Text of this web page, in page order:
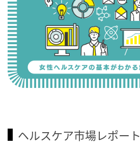
ヘルスケア市場レポート